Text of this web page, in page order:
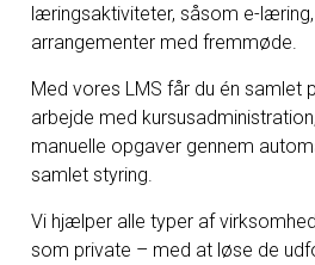
læringsaktiviteter, såsom e-
arrangementer med fremmøde.
Med vores LMS får du én samlet
arbejde med
manuelle opgaver gennem
samlet styring.
Vi hjælper alle typer af
som private – med at løse de